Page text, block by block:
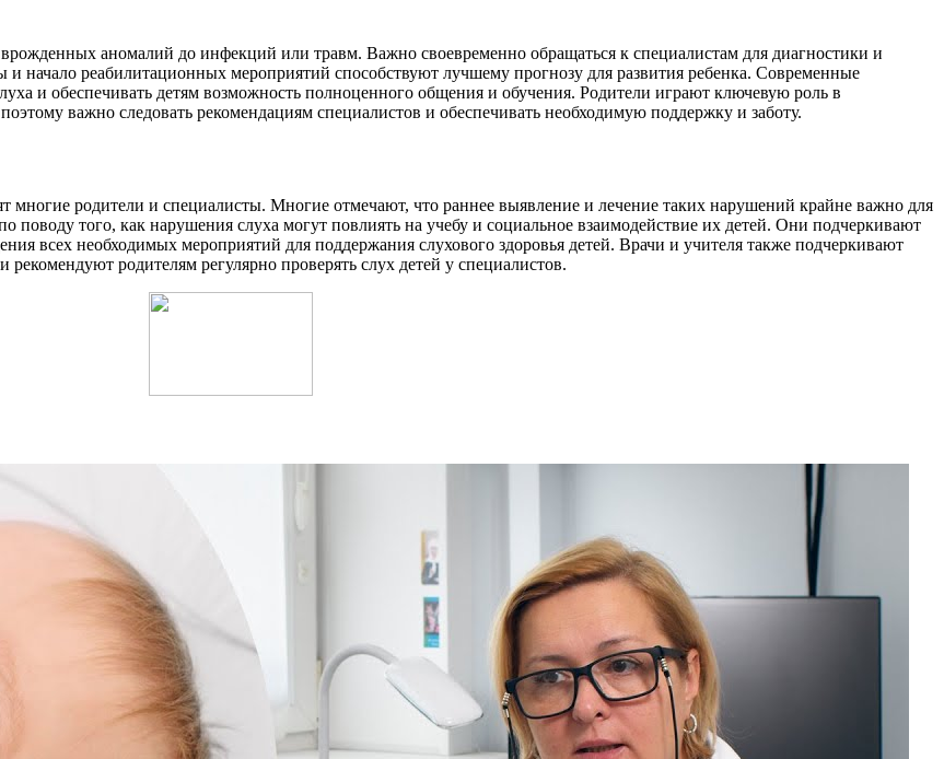
аномалий до инфекций или травм. Важно своевременно обращаться к специалистам для диагностики и
начало реабилитационных мероприятий способствуют лучшему прогнозу для развития ребенка. Современные
и обеспечивать детям возможность полноценного общения и обучения. Родители играют ключевую роль в
важно следовать рекомендациям специалистов и обеспечивать необходимую поддержку и заботу.
многие родители и специалисты. Многие отмечают, что раннее выявление и лечение таких нарушений крайне важно для
поводу того, как нарушения слуха могут повлиять на учебу и социальное взаимодействие их детей. Они подчеркивают
всех необходимых мероприятий для поддержания слухового здоровья детей. Врачи и учителя также подчеркивают
родителям регулярно проверять слух детей у специалистов.